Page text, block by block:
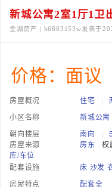
新城公寓2室1厅1卫
金湖房产 | h6883153w发表于
价格：面议
房屋概况 住宅 |
小区名称
新城公寓
朝向楼层
南向 |
房屋来源
房东
库/车位
配套设施
床 沙发
房屋特点
配套全